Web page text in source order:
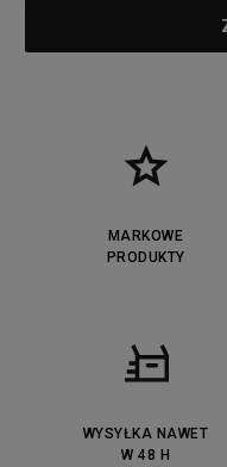
MARKOWE
PRODUKTY
WYSYŁKA NAWET
W 48 H